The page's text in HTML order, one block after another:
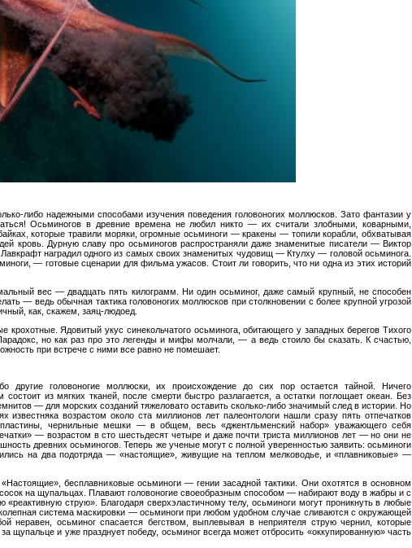
либо надежными способами изучения поведения головоногих моллюсков. Зато фантазии у
Осьминогов в древние времена не любил никто — их считали злобными, коварными,
которые травили моряки, огромные осьминоги — кракены — топили корабли, обхватывая
кровь. Дурную славу про осьминогов распространяли даже знаменитые писатели — Виктор
наградил одного из самых своих знаменитых чудовищ — Ктулху — головой осьминога.
— готовые сценарии для фильма ужасов. Стоит ли говорить, что ни одна из этих историй
вес — двадцать пять килограмм. Ни один осьминог, даже самый крупный, не способен
— ведь обычная тактика головоногих моллюсков при столкновении с более крупной угрозой
как, скажем, заяц-людоед.
Ядовитый укус синекольчатого осьминога, обитающего у западных берегов Тихого
но как раз про это легенды и мифы молчали, — а ведь стоило бы сказать. К счастью,
при встрече с ними все равно не помешает.
головоногие моллюски, их происхождение до сих пор остается тайной. Ничего
из мягких тканей, после смерти быстро разлагается, а остатки поглощает океан. Без
— для морских созданий тяжеловато оставить сколько-либо значимый след в истории. Но
возрастом около ста миллионов лет палеонтологи нашли сразу пять отпечатков
пластины, чернильные мешки — в общем, весь «джентльменский набор» уважающего себя
— возрастом в сто шестьдесят четыре и даже почти триста миллионов лет — но они не
древних осьминогов. Теперь же ученые могут с полной уверенностью заявить: осьминоги
на два подотряда — «настоящие», живущие на теплом мелководье, и «плавниковые» —
бесплавниковые осьминоги — гении засадной тактики. Они охотятся в основном
на щупальцах. Плавают головоногие своеобразным способом — набирают воду в жабры и с
струю». Благодаря сверхэластичному телу, осьминоги могут проникнуть в любые
система маскировки — осьминоги при любом удобном случае сливаются с окружающей
осьминог спасается бегством, выплевывая в неприятеля струю чернил, которые
щупальце и уже празднует победу, осьминог всегда может отбросить «оккупированную» часть